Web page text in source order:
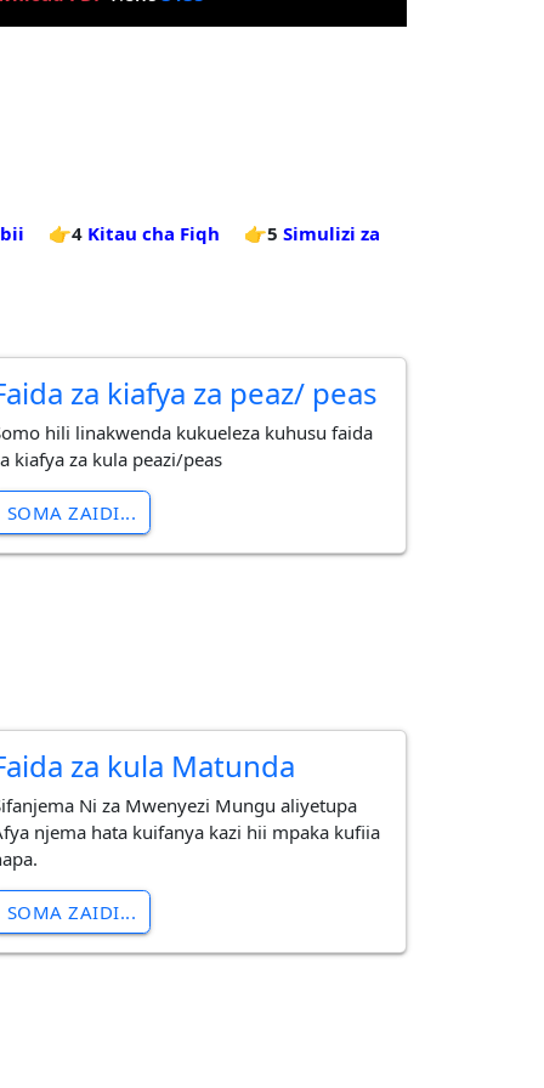
👉4 Kitau cha Fiqh 👉5 Simulizi za
za kiafya za peaz/ peas
hili linakwenda kukueleza kuhusu faida
kiafya za kula peazi/peas
SOMA ZAIDI...
za kula Matunda
Ni za Mwenyezi Mungu aliyetupa
njema hata kuifanya kazi hii mpaka kufiia
SOMA ZAIDI...